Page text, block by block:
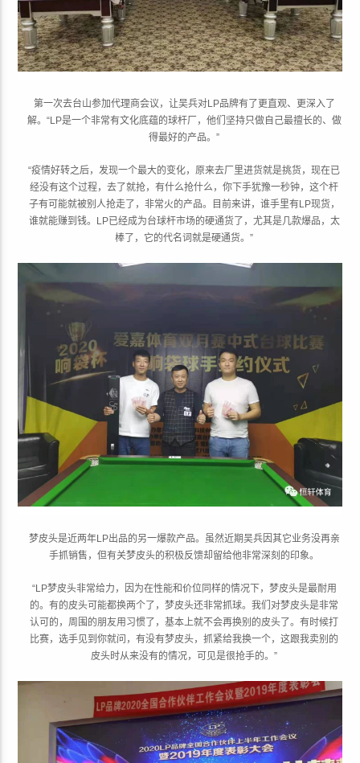
第一次去台山参加代理商会议，让吴兵对LP品牌有了更直观、更深入了
解。“LP是一个非常有文化底蕴的球杆厂，他们坚持只做自己最擅长的、做
得最好的产品。”
“疫情好转之后，发现一个最大的变化，原来去厂里进货就是挑货，现在已
经没有这个过程，去了就抢，有什么抢什么，你下手犹豫一秒钟，这个杆
子有可能就被别人抢走了，非常火的产品。目前来讲，谁手里有LP现货，
谁就能赚到钱。LP已经成为台球杆市场的硬通货了，尤其是几款爆品，太
棒了，它的代名词就是硬通货。”
梦皮头是近两年LP出品的另一爆款产品。虽然近期吴兵因其它业务没再亲
手抓销售，但有关梦皮头的积极反馈却留给他非常深刻的印象。
“LP梦皮头非常给力，因为在性能和价位同样的情况下，梦皮头是最耐用
的。有的皮头可能都换两个了，梦皮头还非常抓球。我们对梦皮头是非常
认可的，周围的朋友用习惯了，基本上就不会再换别的皮头了。有时候打
比赛，选手见到你就问，有没有梦皮头，抓紧给我换一个，这跟我卖别的
皮头时从来没有的情况，可见是很抢手的。”